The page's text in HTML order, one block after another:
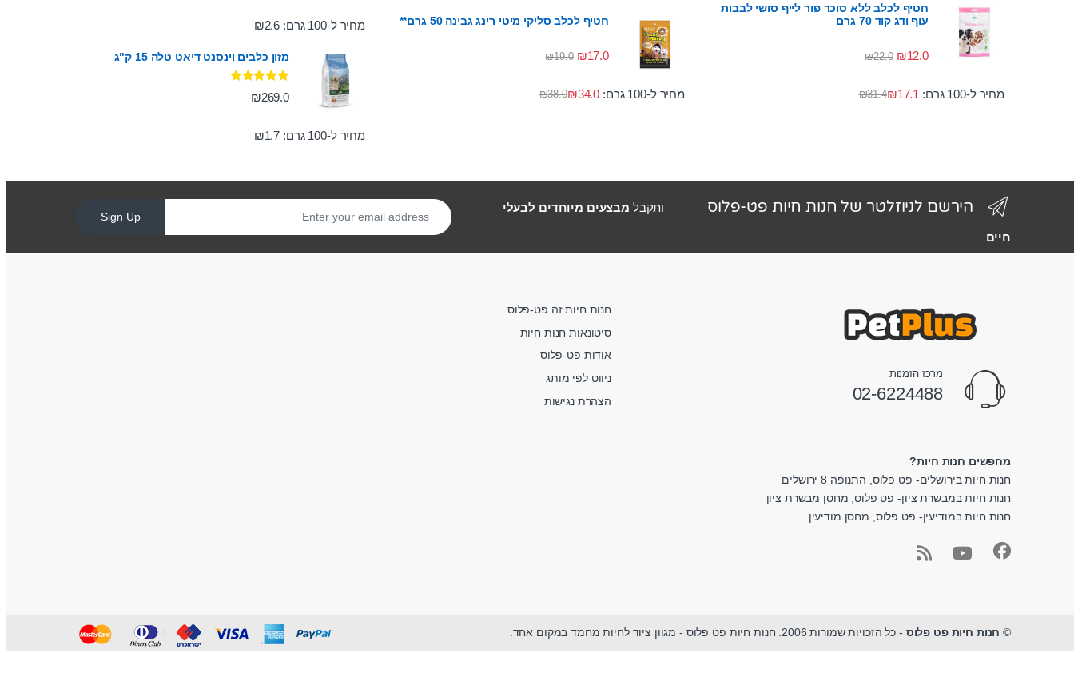
חטיף לכלב ללא סוכר פור לייף סושי לבבות
עוף ודג קוד 70 גרם
₪12.0
₪22.0
מחיר ל-100 גרם: ₪31.4₪17.1
חטיף לכלב סליקי מיטי רינג גבינה 50 גרם**
₪17.0
₪19.0
מחיר ל-100 גרם: ₪38.0₪34.0
מחיר ל-100 גרם: ₪2.6
מזון כלבים וינסנט דיאט טלה 15 ק"ג
דורג5.00
מתוך 5 ₪269.0
מחיר ל-100 גרם: ₪1.7
הירשם לניוזלטר של חנות חיות פט-פלוס ותקבל מבצעים מיוחדים לבעלי
חיים
Sign Up
מרכז הזמנות
02-6224488
מחפשים חנות חיות?
חנות חיות בירושלים- פט פלוס, התנופה 8 ירושלים
חנות חיות במבשרת ציון- פט פלוס, מחסן מבשרת ציון
חנות חיות במודיעין- פט פלוס, מחסן מודיעין
חנות חיות זה פט-פלוס
סיטונאות חנות חיות
אודות פט-פלוס
ניווט לפי מותג
הצהרת נגישות
© חנות חיות פט פלוס - כל הזכויות שמורות 2006. חנות חיות פט פלוס - מגוון ציוד לחיות מחמד במקום אחד.